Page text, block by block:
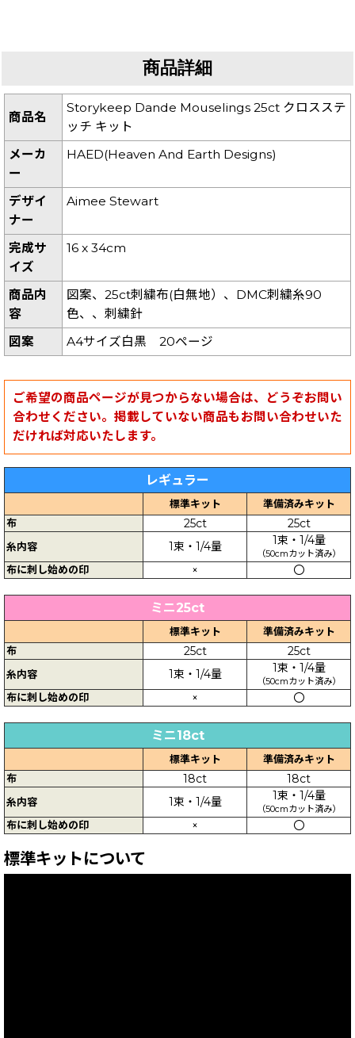
商品詳細
商品名
Storykeep Dande Mouselings 25ct クロスステ
ッチ キット
メーカ
ー
HAED(Heaven And Earth Designs)
デザイ
ナー
Aimee Stewart
完成サ
イズ
16 x 34cm
商品内
容
図案、25ct刺繍布(白無地）、DMC刺繍糸90
色、、刺繍針
図案
A4サイズ白黒 20ページ
ご希望の商品ページが見つからない場合は、どうぞお問い
合わせください。掲載していない商品もお問い合わせいた
だければ対応いたします。
レギュラー
標準キット
準備済みキット
布
25ct 25ct
糸内容 1束・1/4量 1束・1/4量
（50cmカット済み）
布に刺し始めの印 × 〇
ミニ25ct
標準キット
準備済みキット
布
25ct 25ct
糸内容 1束・1/4量 1束・1/4量
（50cmカット済み）
布に刺し始めの印 × 〇
ミニ18ct
標準キット
準備済みキット
布
18ct 18ct
糸内容 1束・1/4量 1束・1/4量
（50cmカット済み）
布に刺し始めの印 × 〇
標準キットについて